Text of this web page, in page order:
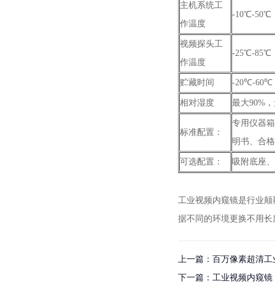
主机系统工
作温度
-10℃-50℃
视频探头工
作温度
-25℃-85℃
贮藏时间 -20℃-60℃
相对湿度 最大90%
标准配置：
专用仪器
明书、合
可选配置： 吸附底座
工业视频内窥镜是行业
据不同的环境更换不用
上一篇：百万像素超清
下一篇：工业视频内窥镜